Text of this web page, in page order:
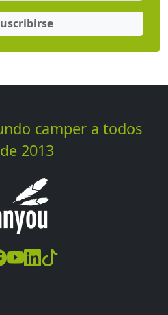
camper a todos
2013